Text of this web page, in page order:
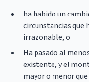
ha habido un
circunstancias que
irrazonable, o
Ha pasado al
existente, y el
mayor o menor